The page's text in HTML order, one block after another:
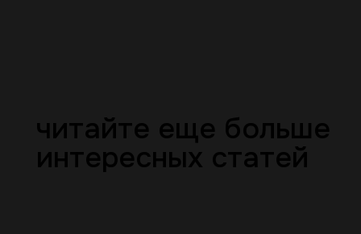
читайте еще больше
интересных статей